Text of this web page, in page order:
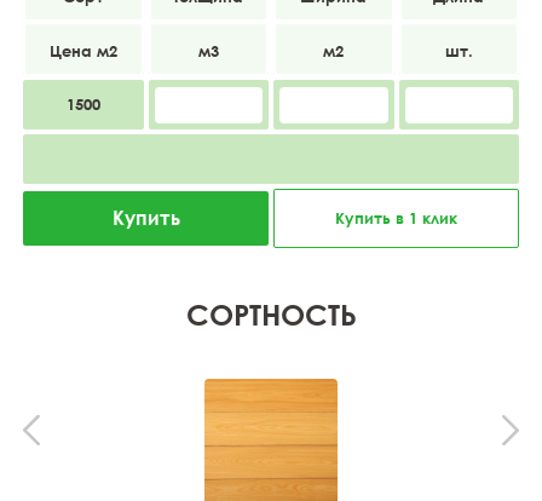
BC 20 142 4000
1500
Купить Купить в 1 клик
СОРТНОСТЬ